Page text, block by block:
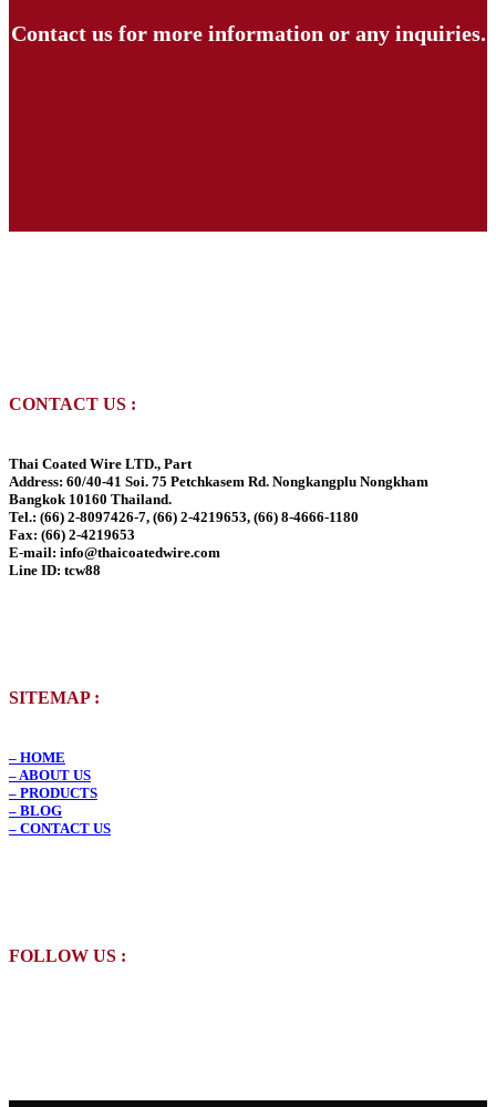
Contact us for more information or any inquiries.
CONTACT US :
Thai Coated Wire LTD., Part
Address: 60/40-41 Soi. 75 Petchkasem Rd. Nongkangplu Nongkham
Bangkok 10160 Thailand.
Tel.: (66) 2-8097426-7, (66) 2-4219653, (66) 8-4666-1180
Fax: (66) 2-4219653
E-mail: info@thaicoatedwire.com
Line ID: tcw88
SITEMAP :
– HOME
– ABOUT US
– PRODUCTS
– BLOG
– CONTACT US
FOLLOW US :